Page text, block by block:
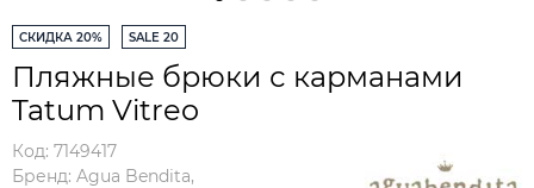
СКИДКА 20% SALE 20
Пляжные брюки с карманами
Tatum Vitreo
Код: 7149417
Бренд: Agua Bendita,